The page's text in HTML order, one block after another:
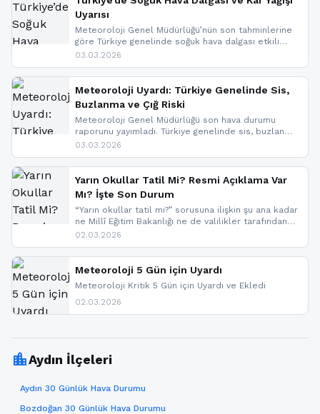
yaşanabileceği belirtiliyor.
Uyarısı
Meteoroloji Genel Müdürlüğü’nün son tahminlerine
göre Türkiye genelinde soğuk hava dalgası etkili
oluyor. Birçok il için kar yağışı ve buzlanma uyarısı
03.03.2026
Meteoroloji Uyardı: Türkiye Genelinde Sis,
Buzlanma ve Çığ Riski
Meteoroloji Genel Müdürlüğü son hava durumu
raporunu yayımladı. Türkiye genelinde sis, buzlanma
ve don beklenirken Doğu Anadolu ve Doğu
yapıldı. İşte son dakika meteoroloji gelişmeleri.
03.03.2026
Yarın Okullar Tatil Mi? Resmi Açıklama Var
Mı? İşte Son Durum
“Yarın okullar tatil mi?” sorusuna ilişkin şu ana kadar
ne Millî Eğitim Bakanlığı ne de valilikler tarafından
yapılmış resmi bir tatil açıklaması bulunmamaktadır.
paylaşacağız. En hızlı şekilde haberdar olmak için
sitemizi takip edebilir ve bildirimleri açabilirsiniz.
02.03.2026
Meteoroloji 5 Gün için Uyardı
Meteoroloji Kritik 5 Gün için Uyardı ve Ekledi
02.03.2026
location_cityAydın İlçeleri
Aydın 30 Günlük Hava Durumu
Bozdoğan 30 Günlük Hava Durumu